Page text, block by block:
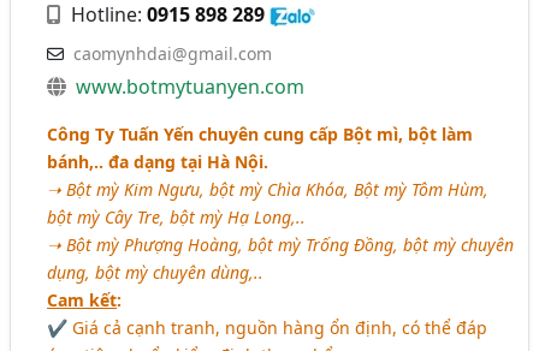
Hotline:0915 898 289
caomynhdai@gmail.com
www.botmytuanyen.com
Công Ty Tuấn Yến chuyên cung cấp Bột mì, bột làm
bánh,.. đa dạng tại Hà Nội.
➝ Bột mỳ Kim Ngưu, bột mỳ Chìa Khóa, Bột mỳ Tôm Hùm,
bột mỳ Cây Tre, bột mỳ Hạ Long,..
➝ Bột mỳ Phượng Hoàng, bột mỳ Trống Đồng, bột mỳ chuyên
dụng, bột mỳ chuyên dùng,..
Cam kết:
✔ Giá cả cạnh tranh, nguồn hàng ổn định, có thể đáp